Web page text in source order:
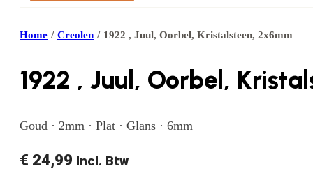
Home / Creolen / 1922 , Juul, Oorbel, Kristalsteen, 2x6mm
1922 , Juul, Oorbel,
Goud · 2mm · Plat · Glans · 6mm
€ 24,99 Incl. Btw